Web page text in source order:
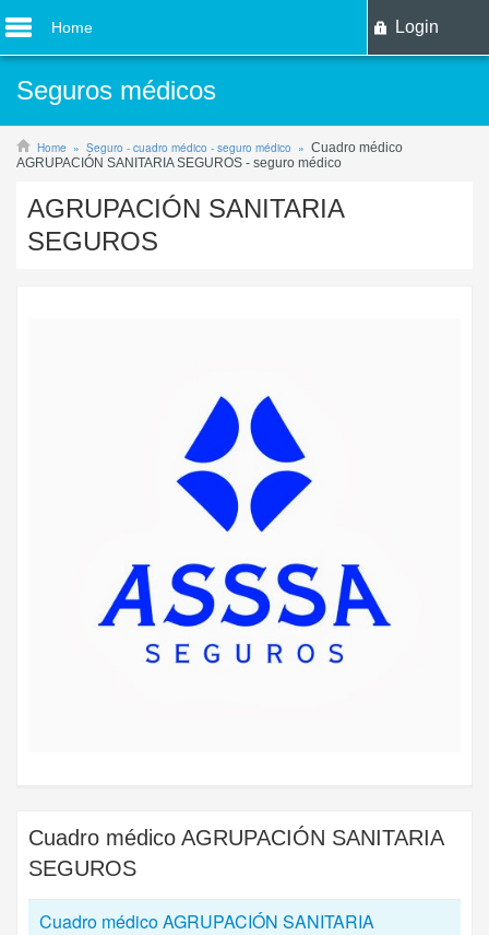
Home Login
Seguros médicos
Home Seguro - cuadro médico - seguro médico
Cuadro médico
AGRUPACIÓN SANITARIA SEGUROS - seguro médico
AGRUPACIÓN SANITARIA
SEGUROS
Cuadro médico AGRUPACIÓN SANITARIA
SEGUROS
Cuadro médico AGRUPACIÓN SANITARIA